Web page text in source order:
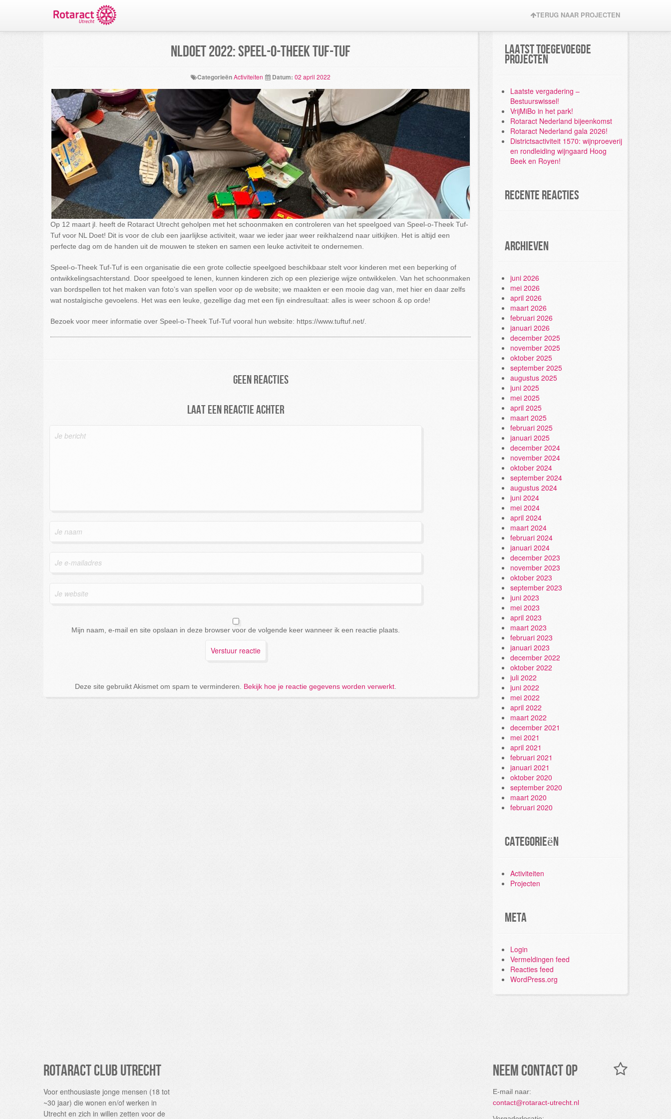
TERUG NAAR PROJECTEN
NLDOET 2022: Speel-o-Theek Tuf-Tuf
CategorieënActiviteiten Datum: 02 april 2022
Op 12 maart jl. heeft de Rotaract Utrecht geholpen met het schoonmaken en controleren van het speelgoed van Speel-o-Theek Tuf-
Tuf voor NL Doet! Dit is voor de club een jaarlijkse activiteit, waar we ieder jaar weer reikhalzend naar uitkijken. Het is altijd een
perfecte dag om de handen uit de mouwen te steken en samen een leuke activiteit te ondernemen.
Speel-o-Theek Tuf-Tuf is een organisatie die een grote collectie speelgoed beschikbaar stelt voor kinderen met een beperking of
ontwikkelingsachterstand. Door speelgoed te lenen, kunnen kinderen zich op een plezierige wijze ontwikkelen. Van het schoonmaken
van bordspellen tot het maken van foto’s van spellen voor op de website; we maakten er een mooie dag van, met hier en daar zelfs
wat nostalgische gevoelens. Het was een leuke, gezellige dag met een fijn eindresultaat: alles is weer schoon & op orde!
Bezoek voor meer informatie over Speel-o-Theek Tuf-Tuf vooral hun website: https://www.tuftuf.net/.
Geen reacties
Laat een reactie achter
Mijn naam, e-mail en site opslaan in deze browser voor de volgende keer wanneer ik een reactie plaats.
Deze site gebruikt Akismet om spam te verminderen. Bekijk hoe je reactie gegevens worden verwerkt
Laatst toegevoegde
projecten
Laatste vergadering –
Bestuurswissel!
VrijMiBo in het park!
Rotaract Nederland bijeenkomst
Rotaract Nederland gala 2026!
Districtsactiviteit 1570: wijnproeverij
en rondleiding wijngaard Hoog
Beek en Royen!
Recente reacties
Archieven
juni 2026
mei 2026
april 2026
maart 2026
februari 2026
januari 2026
december 2025
november 2025
oktober 2025
september 2025
augustus 2025
juni 2025
mei 2025
april 2025
maart 2025
februari 2025
januari 2025
december 2024
november 2024
oktober 2024
september 2024
augustus 2024
juni 2024
mei 2024
april 2024
maart 2024
februari 2024
januari 2024
december 2023
november 2023
oktober 2023
september 2023
juni 2023
mei 2023
april 2023
maart 2023
februari 2023
januari 2023
december 2022
oktober 2022
juli 2022
juni 2022
mei 2022
april 2022
maart 2022
december 2021
mei 2021
april 2021
februari 2021
januari 2021
oktober 2020
september 2020
maart 2020
februari 2020
Categorieën
Activiteiten
Projecten
Meta
Login
Vermeldingen feed
Reacties feed
WordPress.org
Rotaract Club Utrecht
Voor enthousiaste jonge mensen (18 tot
~30 jaar) die wonen en/of werken in
Utrecht en zich in willen zetten voor de
Neem contact op
E-mail naar:
contact@rotaract-utrecht.nl